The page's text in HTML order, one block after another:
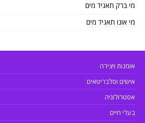
מי ברק תאגיד מים
מי אונו תאגיד מים
אומנות ויצירה
אישים וסלבריטאים
אסטרולוגיה
בעלי חיים